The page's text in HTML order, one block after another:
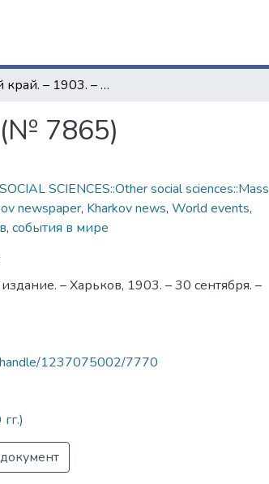
Южный край. – 1903. – 30 сентября (№ 7865)
7865)
SCIENCES::Other social sciences::Mass
newspaper, Kharkov news, World events,
, события в мире
– Харьков, 1903. – 30 сентября. –
handle/1237075002/7770